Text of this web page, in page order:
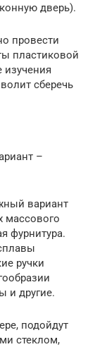
дверь).
провести
пластиковой
сберечь
–
вариант
массового
фурнитура.
ручки
и другие.
подойдут
стеклом,